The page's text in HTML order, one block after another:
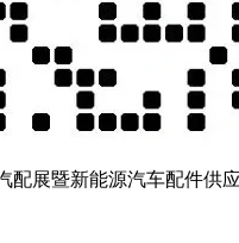
展暨新能源汽车配件供